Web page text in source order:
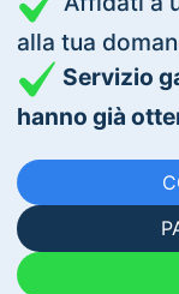
alla tua
Servizio
hanno già